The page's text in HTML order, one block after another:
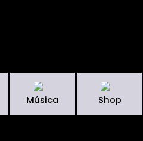
Música Shop